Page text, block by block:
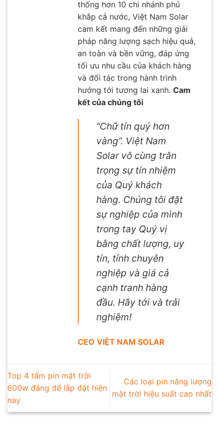
thống hơn 10 chi nhánh phủ
khắp cả nước, Việt Nam Solar
cam kết mang đến những giải
pháp năng lượng sạch hiệu quả,
an toàn và bền vững, đáp ứng
tối ưu nhu cầu của khách hàng
và đối tác trong hành trình
hướng tới tương lai xanh. Cam
kết của chúng tôi
“Chữ tín quý hơn
vàng”. Việt Nam
Solar vô cùng trân
trọng sự tín nhiệm
của Quý khách
hàng. Chúng tôi đặt
sự nghiệp của mình
trong tay Quý vị
bằng chất lượng, uy
tín, tính chuyên
nghiệp và giá cả
cạnh tranh hàng
đầu. Hãy tới và trải
nghiệm!
CEO VIỆT NAM SOLAR
Top 4 tấm pin mặt trời
600w đáng để lắp đặt hiện
nay
Các loại pin năng lượng
mặt trời hiệu suất cao nhất